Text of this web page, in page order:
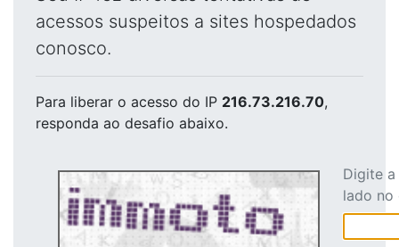
acessos suspeitos a sites hospedados
conosco.
Para liberar o acesso do IP 216.73.216.70,
responda ao desafio abaixo.
Digite
lado no